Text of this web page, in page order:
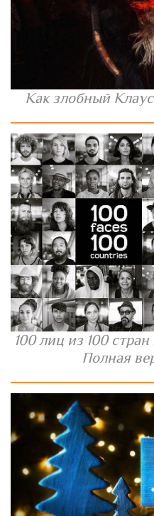
Как злобный
100 лиц из 100
Полная